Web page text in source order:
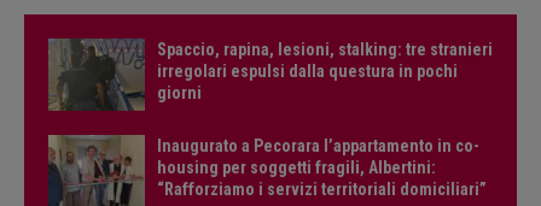
Spaccio, rapina, lesioni, stalking: tre stranieri
irregolari espulsi dalla questura in pochi
giorni
Inaugurato a Pecorara l’appartamento in co-
housing per soggetti fragili, Albertini:
“Rafforziamo i servizi territoriali domiciliari”